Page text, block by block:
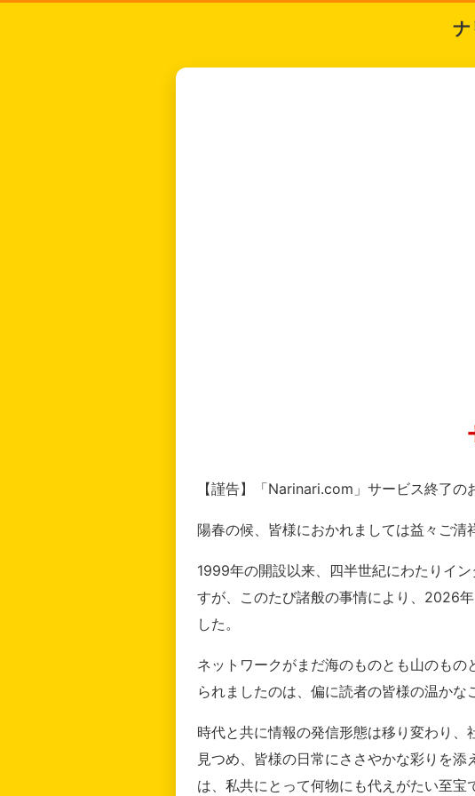
ナ
【謹告】「Narinari.com」サービス終了の
陽春の候、皆様におかれましては益々ご清
1999年の開設以来、四半世紀にわたりイ
すが、このたび諸般の事情により、2026
した。
ネットワークがまだ海のものとも山のも
られましたのは、偏に読者の皆様の温かな
時代と共に情報の発信形態は移り変わり
見つめ、皆様の日常にささやかな彩りを
は、私共にとって何物にも代えがたい至宝